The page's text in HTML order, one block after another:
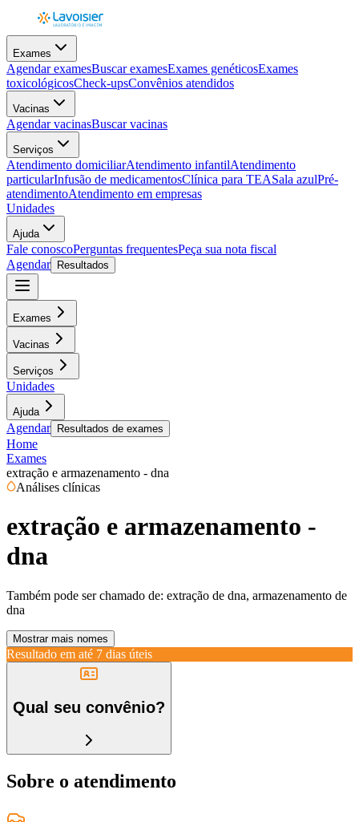
Exames
Agendar examesBuscar examesExames genéticosExames
toxicológicosCheck-upsConvênios atendidos
Vacinas
Agendar vacinasBuscar vacinas
Serviços
Atendimento domiciliarAtendimento infantilAtendimento
particularInfusão de medicamentosClínica para TEASala azulPré-
atendimentoAtendimento em empresas
Unidades
Ajuda
Fale conoscoPerguntas frequentesPeça sua nota fiscal
Agendar
Resultados
Exames
Vacinas
Serviços
Unidades
Ajuda
Agendar Resultados de exames
Home
Exames
extração e armazenamento - dna
Análises clínicas
extração e armazenamento -
dna
Também pode ser chamado de: extração de dna, armazenamento de
dna
Mostrar mais nomes
Resultado em até 7 dias úteis
Qual seu convênio?
Sobre o atendimento